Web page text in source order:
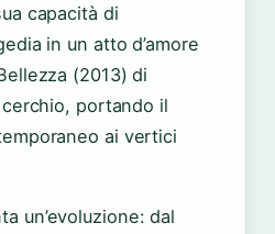
capacità di
in un atto d’amore
(2013) di
portando il
ai vertici
un’evoluzione: dal